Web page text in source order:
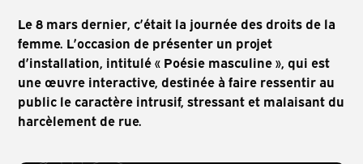
Le 8 mars dernier, c’était la journée des droits de la
femme. L’occasion de présenter un projet
d’installation, intitulé « Poésie masculine », qui est
une œuvre interactive, destinée à faire ressentir au
public le caractère intrusif, stressant et malaisant du
harcèlement de rue.